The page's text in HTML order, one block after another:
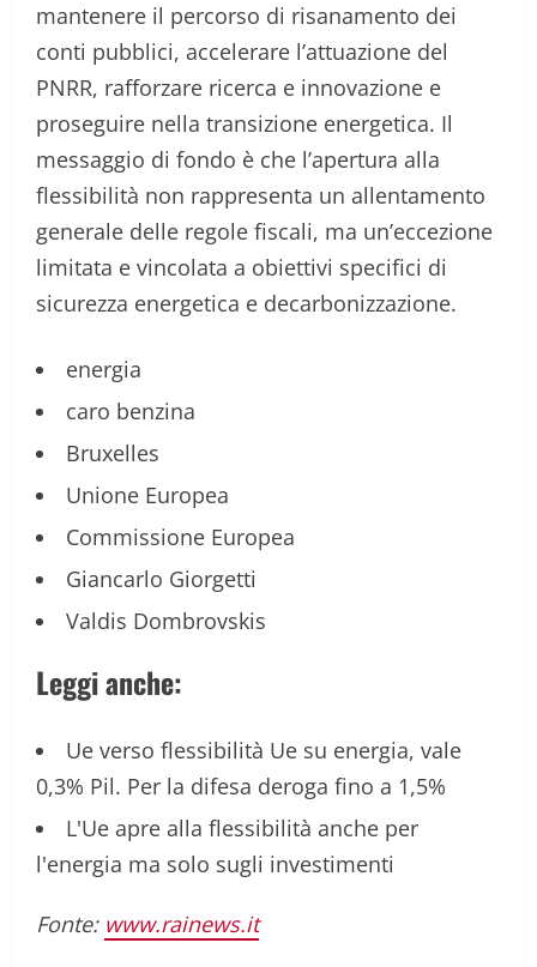
mantenere il percorso di risanamento dei
conti pubblici, accelerare l’attuazione del
PNRR, rafforzare ricerca e innovazione e
proseguire nella transizione energetica. Il
messaggio di fondo è che l’apertura alla
flessibilità non rappresenta un allentamento
generale delle regole fiscali, ma un’eccezione
limitata e vincolata a obiettivi specifici di
sicurezza energetica e decarbonizzazione.
energia
caro benzina
Bruxelles
Unione Europea
Commissione Europea
Giancarlo Giorgetti
Valdis Dombrovskis
Leggi anche:
Ue verso flessibilità Ue su energia, vale
0,3% Pil. Per la difesa deroga fino a 1,5%
L'Ue apre alla flessibilità anche per
l'energia ma solo sugli investimenti
Fonte: www.rainews.it